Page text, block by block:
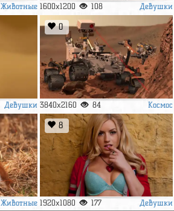
Животные 1600x1200 108 Девушки
Девушки
0
3840x2160 84 Космос
Животные
8
1920x1080 177 Девушки